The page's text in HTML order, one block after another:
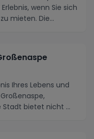
wenn Sie sich
mieten. Die...
Ihres Lebens und
Stadt bietet nicht ...